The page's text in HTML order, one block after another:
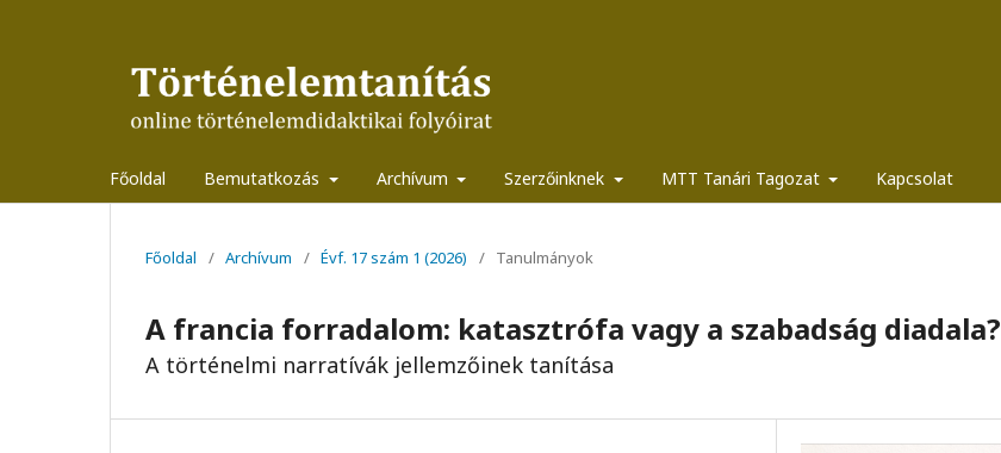
Főoldal Bemutatkozás Archívum Szerzőinknek MTT Tanári Tagozat Kapcsolat
Főoldal / Archívum / Évf. 17 szám 1 (2026) / Tanulmányok
A francia forradalom: katasztrófa vagy a szabadság diadala?
A történelmi narratívák jellemzőinek tanítása